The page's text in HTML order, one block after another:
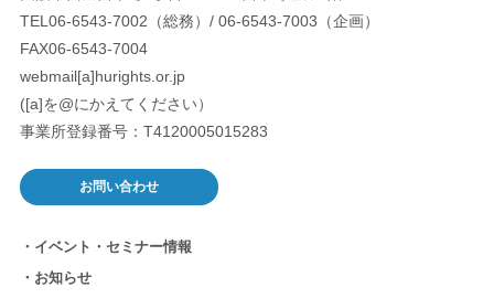
TEL06-6543-7002（総務）/ 06-6543-7003（企画）
FAX06-6543-7004
webmail[a]hurights.or.jp
([a]を@にかえてください）
事業所登録番号：T4120005015283
お問い合わせ
イベント・セミナー情報
お知らせ